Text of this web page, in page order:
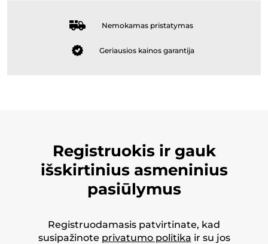
Nemokamas pristatymas
Geriausios kainos garantija
Registruokis ir gauk
išskirtinius asmeninius
pasiūlymus
Registruodamasis patvirtinate, kad
susipažinote privatumo politika ir su jos